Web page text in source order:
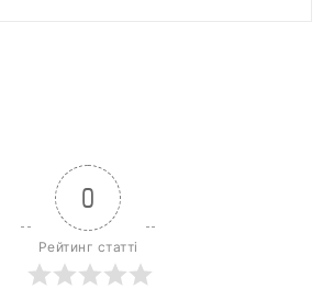
0
Рейтинг статті